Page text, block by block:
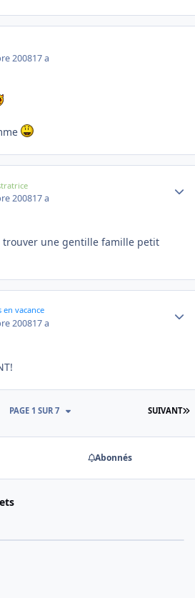
200817 a
200817 a
trouver une gentille famille petit
en vacance
200817 a
SUIVANT
PAGE 1 SUR 7
Abonnés